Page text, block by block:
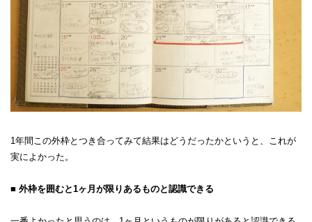
1年間この外枠とつき合ってみて結果はどうだったかというと、これが
実によかった。
■ 外枠を囲むと1ヶ月が限りあるものと認識できる